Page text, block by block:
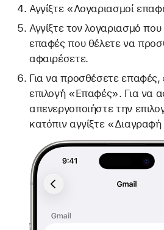
Αγγίξτε «Λογαριασμοί
Αγγίξτε τον λογαριασμό που
επαφές που θέλετε να
αφαιρέσετε.
Για να προσθέσετε επαφές,
επιλογή «Επαφές». Για να
απενεργοποιήστε την
κατόπιν αγγίξτε